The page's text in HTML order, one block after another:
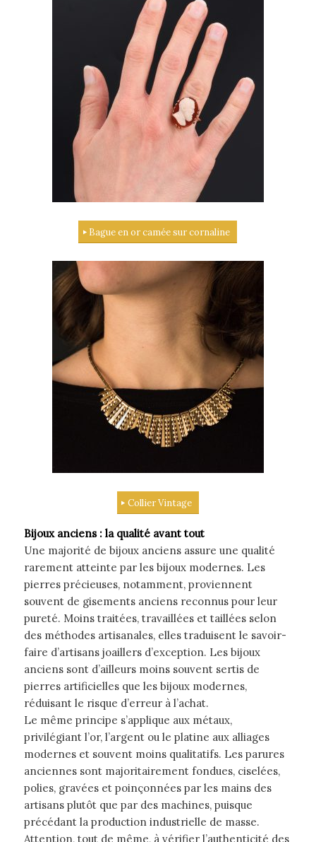
Bague en or camée sur cornaline
Collier Vintage
Bijoux anciens : la qualité avant tout
Une majorité de bijoux anciens assure une qualité
rarement atteinte par les bijoux modernes. Les
pierres précieuses, notamment, proviennent
souvent de gisements anciens reconnus pour leur
pureté. Moins traitées, travaillées et taillées selon
des méthodes artisanales, elles traduisent le savoir-
faire d’artisans joaillers d’exception. Les bijoux
anciens sont d’ailleurs moins souvent sertis de
pierres artificielles que les bijoux modernes,
réduisant le risque d’erreur à l’achat.
Le même principe s’applique aux métaux,
privilégiant l’or, l’argent ou le platine aux alliages
modernes et souvent moins qualitatifs. Les parures
anciennes sont majoritairement fondues, ciselées,
polies, gravées et poinçonnées par les mains des
artisans plutôt que par des machines, puisque
précédant la production industrielle de masse.
Attention, tout de même, à vérifier l’authenticité des